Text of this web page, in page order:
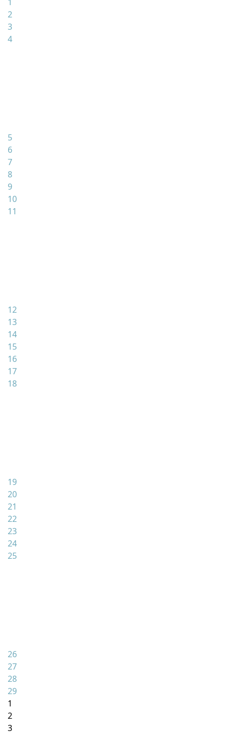
2
3
4
5
6
7
8
9
10
11
12
13
14
15
16
17
18
19
20
21
22
23
24
25
26
27
28
29
1
2
3